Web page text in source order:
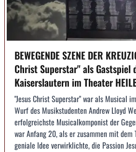
BEWEGENDE SZENE DER
Christ Superstar" als Gastspiel
Kaiserslautern im Theater
"Jesus Christ Superstar" war als Musical
Wurf des Musikstudenten Andrew Lloyd
erfolgreichste Musicalkomponist der
war Anfang 20, als er zusammen mit dem
geniale Idee verwirklichte, die Passion